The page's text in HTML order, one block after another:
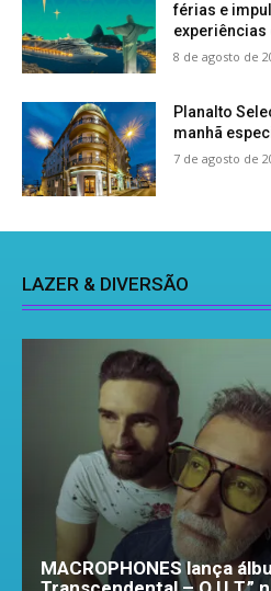
férias e
8 de agosto de
Planalto
manhã
7 de agosto de
LAZER & DIVERSÃO
MACROPHONES lança